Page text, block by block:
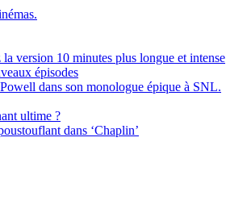
version 10 minutes plus longue et intense
épisodes
dans son monologue épique à SNL.
ultime ?
dans ‘Chaplin’